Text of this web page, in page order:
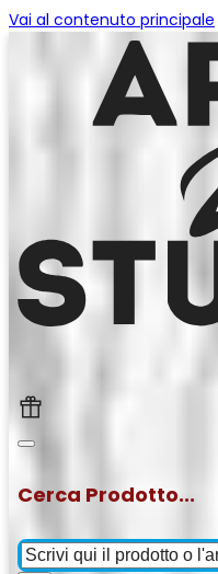
Vai al contenuto principale
Cerca Prodotto...
Cerca